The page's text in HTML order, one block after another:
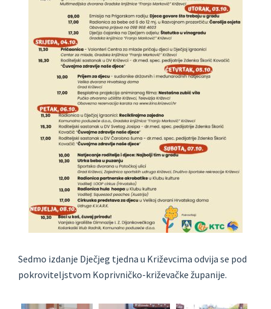
Sedmo izdanje Dječjeg tjedna u Križevcima odvija se pod
pokroviteljstvom Koprivničko-križevačke županije.